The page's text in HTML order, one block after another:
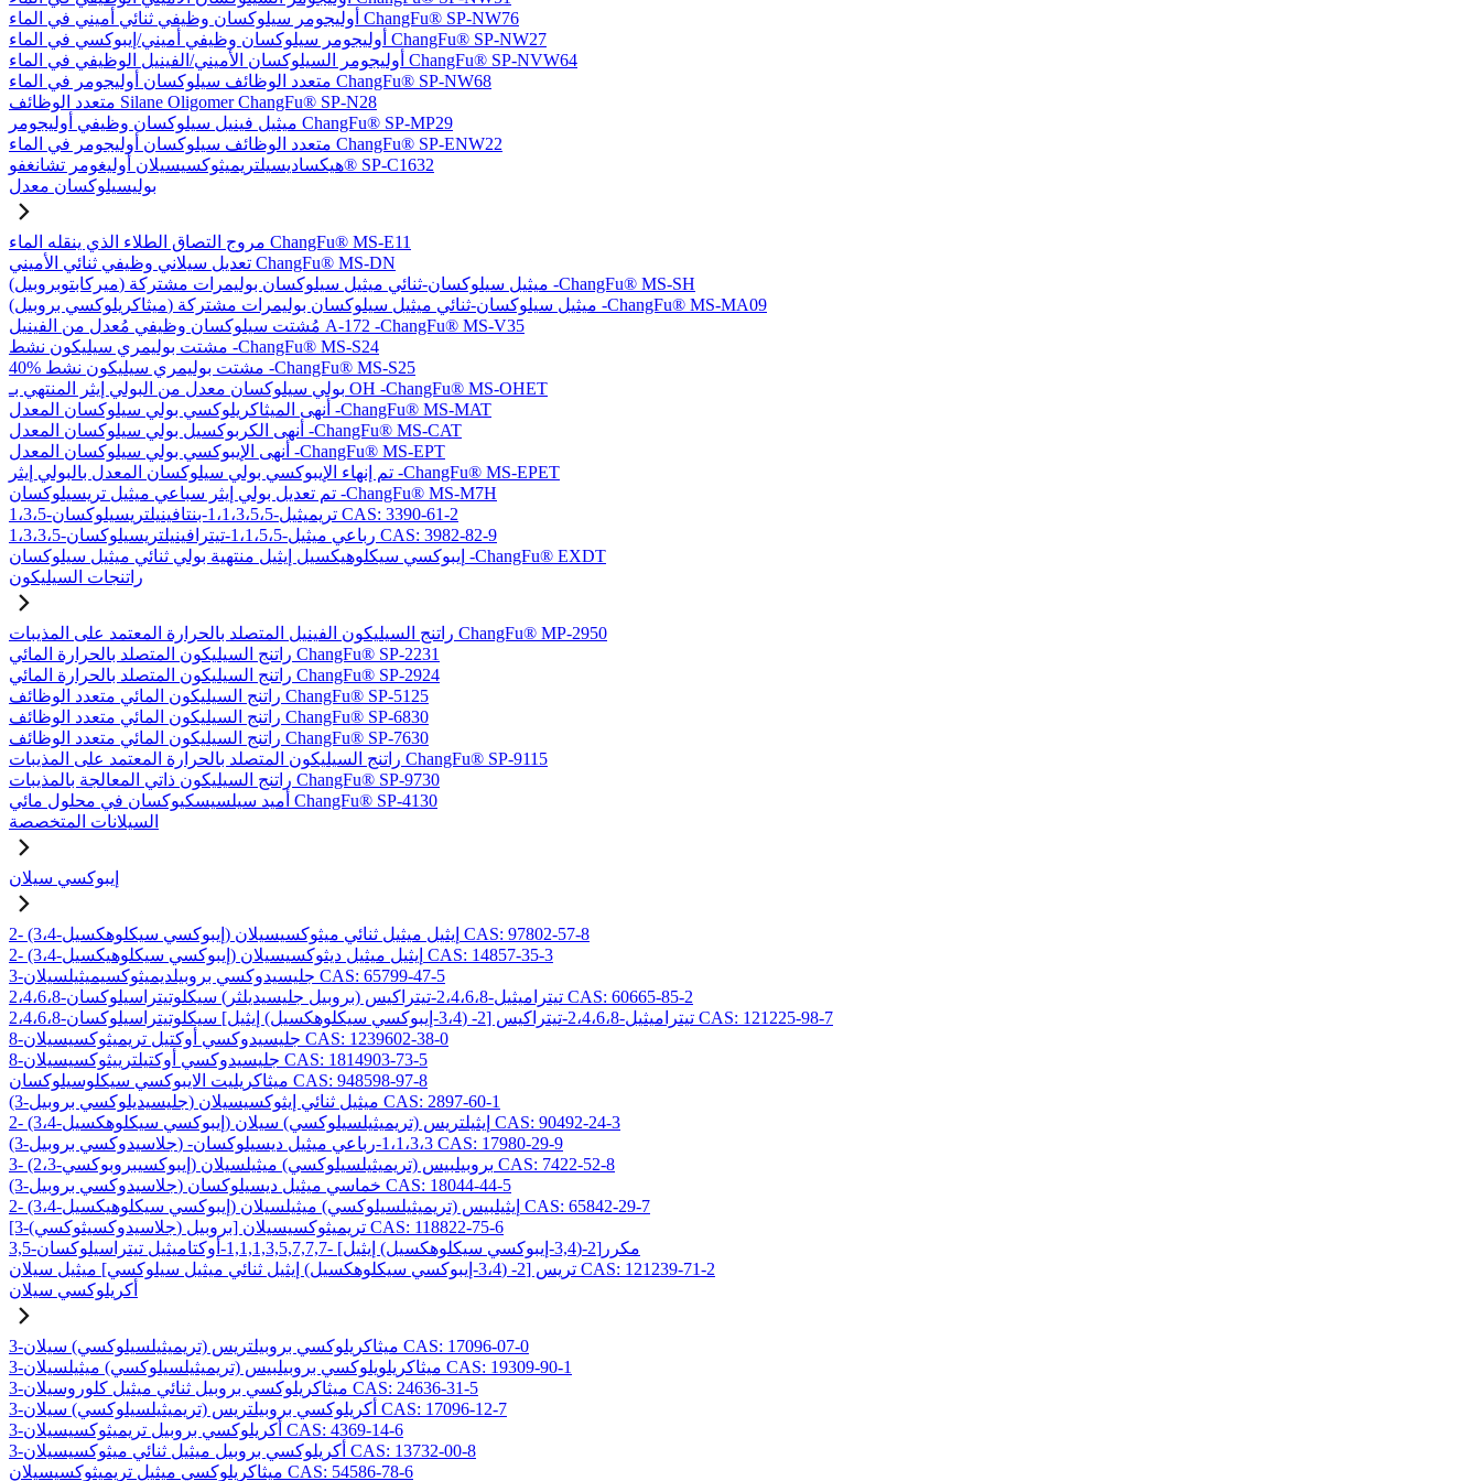
أوليجومر سيلوكسان وظيفي ثنائي أميني في الماء ChangFu® SP-NW76
أوليجومر سيلوكسان وظيفي أميني/إيبوكسي في الماء ChangFu® SP-NW27
أوليجومر السيلوكسان الأميني/الفينيل الوظيفي في الماء ChangFu® SP-NVW64
متعدد الوظائف سيلوكسان أوليجومر في الماء ChangFu® SP-NW68
متعدد الوظائف Silane Oligomer ChangFu® SP-N28
ميثيل فينيل سيلوكسان وظيفي أوليجومر ChangFu® SP-MP29
متعدد الوظائف سيلوكسان أوليجومر في الماء ChangFu® SP-ENW22
هيكساديسيلتريميثوكسيسيلان أوليغومر تشانغفو® SP-C1632
بوليسيلوكسان معدل
مروج التصاق الطلاء الذي ينقله الماء ChangFu® MS-E11
تعديل سيلاني وظيفي ثنائي الأميني ChangFu® MS-DN
(ميركابتوبروبيل) ميثيل سيلوكسان-ثنائي ميثيل سيلوكسان بوليمرات مشتركة -ChangFu® MS-SH
(ميثاكريلوكسي بروبيل) ميثيل سيلوكسان-ثنائي ميثيل سيلوكسان بوليمرات مشتركة -ChangFu® MS-MA09
مُشتت سيلوكسان وظيفي مُعدل من الفينيل A-172 -ChangFu® MS-V35
مشتت بوليمري سيليكون نشط -ChangFu® MS-S24
40% مشتت بوليمري سيليكون نشط -ChangFu® MS-S25
بولي سيلوكسان معدل من البولي إيثر المنتهي بـ OH -ChangFu® MS-OHET
أنهى الميثاكريلوكسي بولي سيلوكسان المعدل -ChangFu® MS-MAT
أنهى الكربوكسيل بولي سيلوكسان المعدل -ChangFu® MS-CAT
أنهى الإيبوكسي بولي سيلوكسان المعدل -ChangFu® MS-EPT
تم إنهاء الإيبوكسي بولي سيلوكسان المعدل بالبولي إيثر -ChangFu® MS-EPET
تم تعديل بولي إيثر سباعي ميثيل تريسيلوكسان -ChangFu® MS-M7H
1،3،5-تريميثيل-1،1،3،5،5-بنتافينيلتريسيلوكسان CAS: 3390-61-2
1،3،3،5-رباعي ميثيل-1،1،5،5-تيترافينيلتريسيلوكسان CAS: 3982-82-9
إيبوكسي سيكلوهيكسيل إيثيل منتهية بولي ثنائي ميثيل سيلوكسان -ChangFu® EXDT
راتنجات السيليكون
راتنج السيليكون الفينيل المتصلد بالحرارة المعتمد على المذيبات ChangFu® MP-2950
راتنج السيليكون المتصلد بالحرارة المائي ChangFu® SP-2231
راتنج السيليكون المتصلد بالحرارة المائي ChangFu® SP-2924
راتنج السيليكون المائي متعدد الوظائف ChangFu® SP-5125
راتنج السيليكون المائي متعدد الوظائف ChangFu® SP-6830
راتنج السيليكون المائي متعدد الوظائف ChangFu® SP-7630
راتنج السيليكون المتصلد بالحرارة المعتمد على المذيبات ChangFu® SP-9115
راتنج السيليكون ذاتي المعالجة بالمذيبات ChangFu® SP-9730
أميد سيلسيسكيوكسان في محلول مائي ChangFu® SP-4130
السيلانات المتخصصة
إيبوكسي سيلان
2- (3،4-إيبوكسي سيكلوهكسيل) إيثيل ميثيل ثنائي ميثوكسيسيلان CAS: 97802-57-8
2- (3،4-إيبوكسي سيكلوهيكسيل) إيثيل ميثيل ديثوكسيسيلان CAS: 14857-35-3
3-جليسيدوكسي بروبيلديميثوكسيميثيلسيلان CAS: 65799-47-5
2،4،6،8-تيتراميثيل-2،4،6،8-تيتراكيس (بروبيل جليسيديلثر) سيكلوتيتراسيلوكسان CAS: 60665-85-2
2،4،6،8-تيتراميثيل-2،4،6،8-تيتراكيس [2- (3،4-إيبوكسي سيكلوهكسيل) إيثيل] سيكلوتيتراسيلوكسان CAS: 121225-98-7
8-جليسيدوكسي أوكتيل تريميثوكسيسيلان CAS: 1239602-38-0
8-جليسيدوكسي أوكتيلترييثوكسيسيلان CAS: 1814903-73-5
ميثاكريليت الايبوكسي سيكلوسيلوكسان CAS: 948598-97-8
(3-جليسيديلوكسي بروبيل) ميثيل ثنائي إيثوكسيسيلان CAS: 2897-60-1
2- (3،4-إيبوكسي سيكلوهكسيل) إيثيلتريس (تريميثيلسيلوكسي) سيلان CAS: 90492-24-3
(3-جلاسيدوكسي بروبيل) -1،1،3،3-رباعي ميثيل ديسيلوكسان CAS: 17980-29-9
3- (2،3-إيبوكسيبروبوكسي) بروبيلبيس (تريميثيلسيلوكسي) ميثيلسيلان CAS: 7422-52-8
(3-جلاسيدوكسي بروبيل) خماسي ميثيل ديسيلوكسان CAS: 18044-44-5
2- (3،4-إيبوكسي سيكلوهيكسيل) إيثيلبيس (تريميثيلسيلوكسي) ميثيلسيلان CAS: 65842-29-7
[3-(جلاسيدوكسيثوكسي) بروبيل] تريميثوكسيسيلان CAS: 118822-75-6
3,5-مكرر[2-(3,4-إيبوكسي سيكلوهكسيل) إيثيل] -1,1,1,3,5,7,7,7-أوكتاميثيل تيتراسيلوكسان
تريس [2- (3،4-إيبوكسي سيكلوهكسيل) إيثيل ثنائي ميثيل سيلوكسي] ميثيل سيلان CAS: 121239-71-2
أكريلوكسي سيلان
3-ميثاكريلوكسي بروبيلتريس (تريميثيلسيلوكسي) سيلان CAS: 17096-07-0
3-ميثاكريلويلوكسي بروبيلبيس (تريميثيلسيلوكسي) ميثيلسيلان CAS: 19309-90-1
3-ميثاكريلوكسي بروبيل ثنائي ميثيل كلوروسيلان CAS: 24636-31-5
3-أكريلوكسي بروبيلتريس (تريميثيلسيلوكسي) سيلان CAS: 17096-12-7
3-أكريلوكسي بروبيل تريميثوكسيسيلان CAS: 4369-14-6
3-أكريلوكسي بروبيل ميثيل ثنائي ميثوكسيسيلان CAS: 13732-00-8
ميثاكريلوكسي ميثيل تريميثوكسيسيلان CAS: 54586-78-6